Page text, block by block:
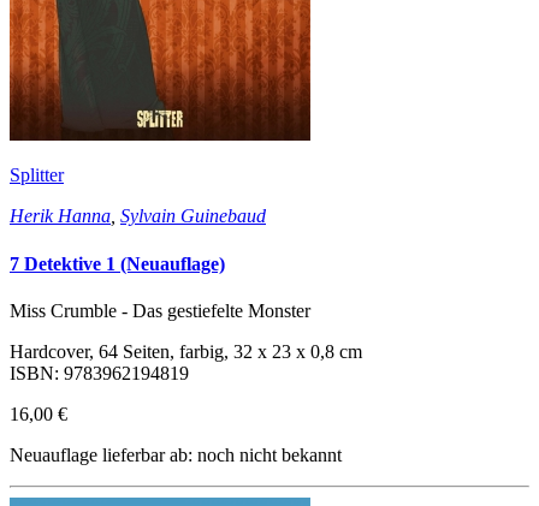
Splitter
Herik Hanna, Sylvain Guinebaud
7 Detektive 1 (Neuauflage)
Miss Crumble - Das gestiefelte Monster
Hardcover, 64 Seiten, farbig, 32 x 23 x 0,8 cm
ISBN: 9783962194819
16,00 €
Neuauflage lieferbar ab: noch nicht bekannt